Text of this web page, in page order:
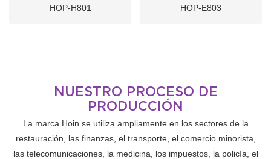
Impresoras De
HOP-H801
Térmica De Recibos
HOP-E803
NUESTRO PROCESO DE
PRODUCCIÓN
La marca Hoin se utiliza ampliamente en los sectores de la
restauración, las finanzas, el transporte, el comercio minorista,
las telecomunicaciones, la medicina, los impuestos, la policía, el